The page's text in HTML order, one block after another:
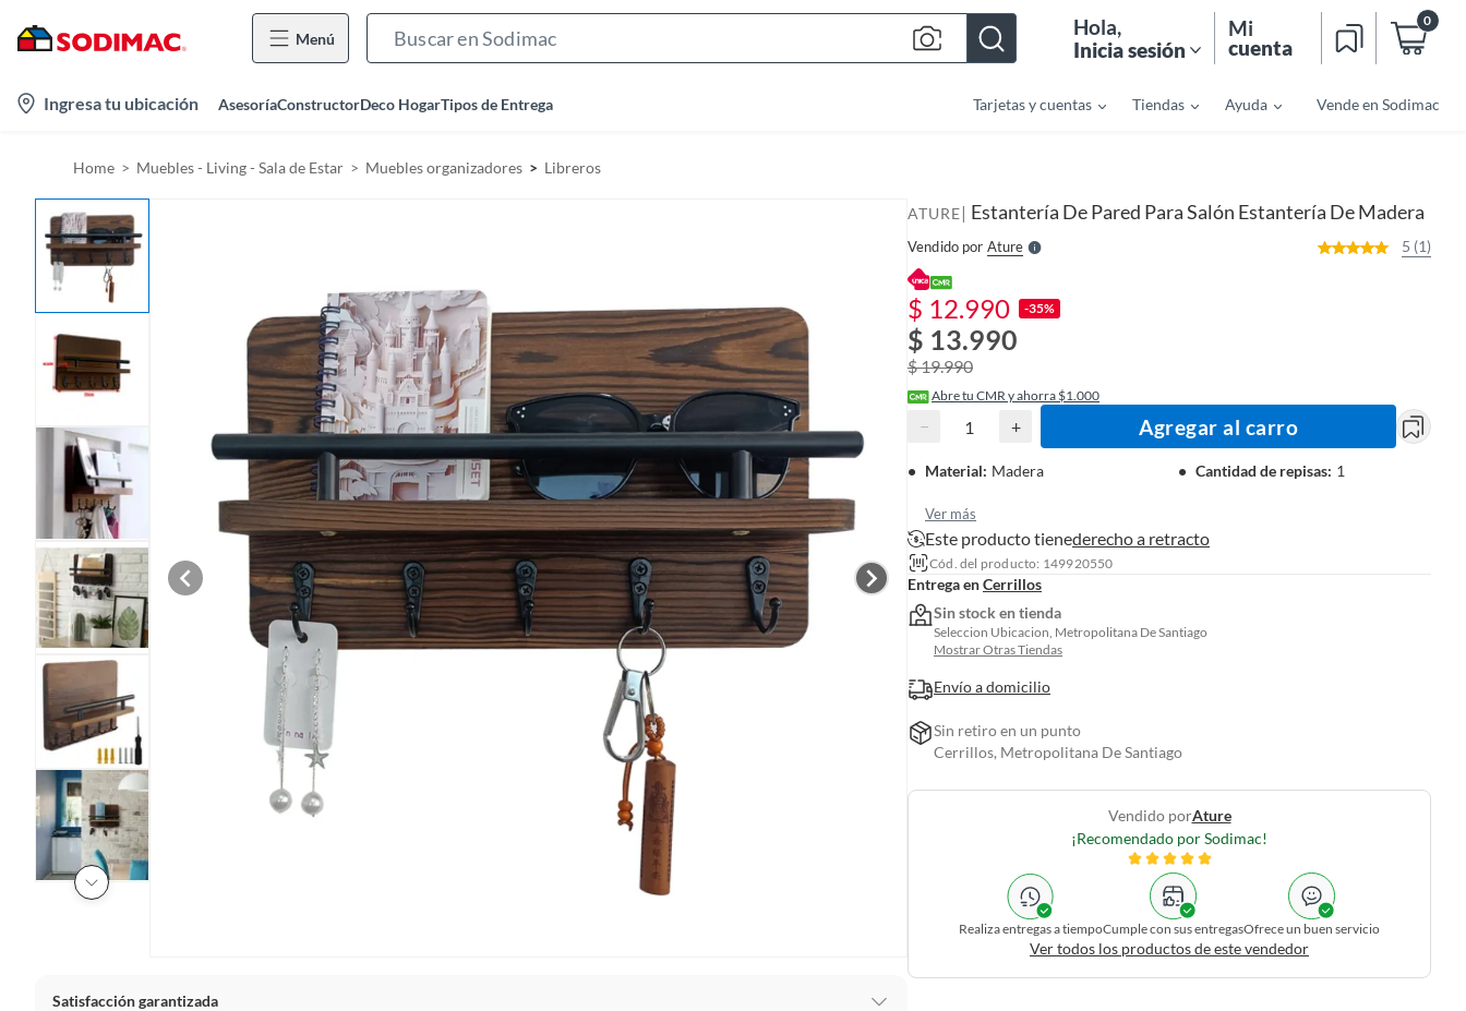
Menú Hola,
Inicia sesión
Mi
cuenta
0
Ingresa tu ubicación AsesoríaConstructorDeco HogarTipos de Entrega Tarjetas y cuentas Tiendas Ayuda Vende en Sodimac
Home Muebles - Living - Sala de Estar Muebles organizadores Libreros
Satisfacción garantizada
ATURE| Estantería De Pared Para Salón Estantería De Madera
Vendido por AtureS
l
l
5 (1)
$ 12.990 -35%
$ 13.990
$ 19.990
Abre tu CMR y ahorra $1.000
− + Agregar al carro
Material: Madera Cantidad de repisas: 1
Ver más
Este producto tienederecho a retracto
Cód. del producto: 149920550
Entrega enCerrillos
Sin stock en tienda
Seleccion Ubicacion, Metropolitana De Santiago
Mostrar Otras Tiendas
Envío a domicilio
Sin retiro en un punto
Cerrillos, Metropolitana De Santiago
Vendido porAture
¡Recomendado por Sodimac!
Realiza entregas a tiempoCumple con sus entregasOfrece un buen servicio
Ver todos los productos de este vendedor